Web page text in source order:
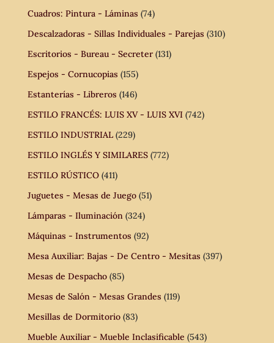
Cuadros: Pintura - Láminas (74)
Descalzadoras - Sillas Individuales - Parejas (310)
Escritorios - Bureau - Secreter (131)
Espejos - Cornucopias (155)
Estanterías - Libreros (146)
ESTILO FRANCÉS: LUIS XV - LUIS XVI (742)
ESTILO INDUSTRIAL (229)
ESTILO INGLÉS Y SIMILARES (772)
ESTILO RÚSTICO (411)
Juguetes - Mesas de Juego (51)
Lámparas - Iluminación (324)
Máquinas - Instrumentos (92)
Mesa Auxiliar: Bajas - De Centro - Mesitas (397)
Mesas de Despacho (85)
Mesas de Salón - Mesas Grandes (119)
Mesillas de Dormitorio (83)
Mueble Auxiliar - Mueble Inclasificable (543)